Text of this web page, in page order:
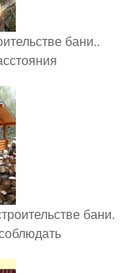
бани..
бани.